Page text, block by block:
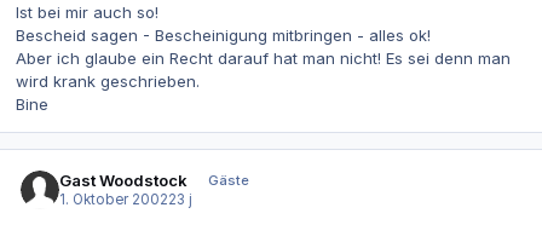
Ist bei mir auch so!
Bescheid sagen - Bescheinigung mitbringen - alles ok!
Aber ich glaube ein Recht darauf hat man nicht! Es sei denn man
wird krank geschrieben.
Bine
Gast Woodstock
Gäste
1. Oktober 200223 j